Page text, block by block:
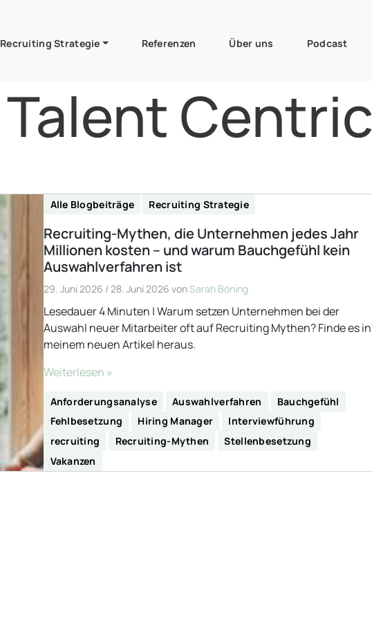
Recruiting Strategie Referenzen Über uns Podcast
Talent Centric
Alle Blogbeiträge Recruiting Strategie
Recruiting-Mythen, die Unternehmen jedes Jahr
Millionen kosten – und warum Bauchgefühl kein
Auswahlverfahren ist
29. Juni 2026 / 28. Juni 2026 vonSarah Böning
Lesedauer 4 Minuten | Warum setzen Unternehmen bei der
Auswahl neuer Mitarbeiter oft auf Recruiting Mythen? Finde es in
meinem neuen Artikel heraus.
Weiterlesen »
Anforderungsanalyse Auswahlverfahren
Bauchgefühl
Fehlbesetzung
Hiring Manager
Interviewführung
recruiting
Recruiting-Mythen
Stellenbesetzung
Vakanzen